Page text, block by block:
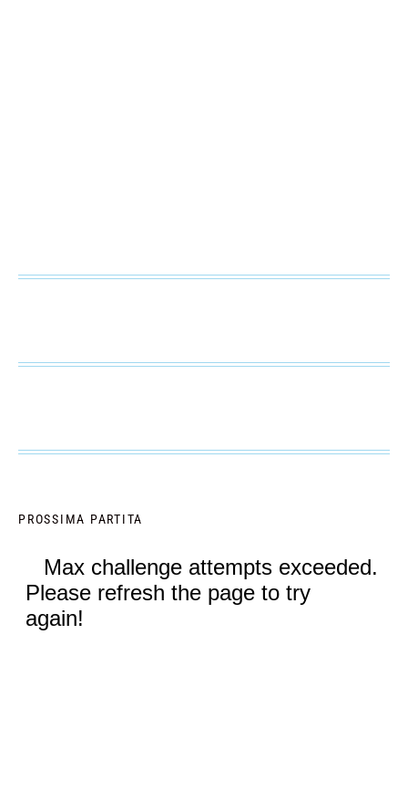
PROSSIMA PARTITA